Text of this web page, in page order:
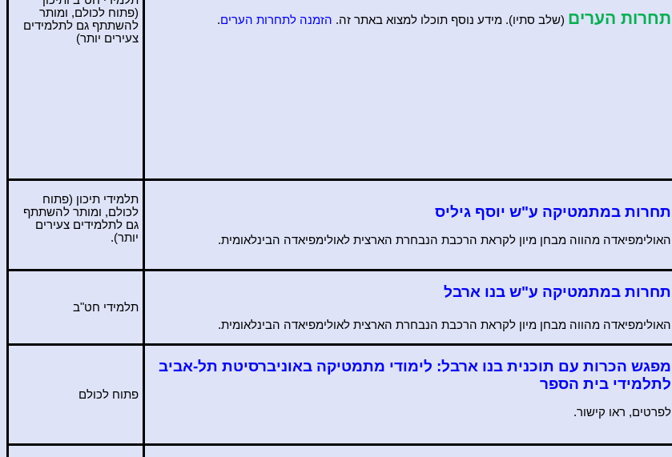
(פתוח לכולם, ומותר
להשתתף גם לתלמידים
צעירים יותר)
תחרות הערים (שלב סתיו). מידע נוסף תוכלו למצוא באתר זה. הזמנה לתחרות הערים.
תלמידי תיכון (פתוח
לכולם, ומותר להשתתף
גם לתלמידים צעירים
יותר).
תחרות במתמטיקה ע"ש יוסף גיליס
האולימפיאדה מהווה מבחן מיון לקראת הרכבת הנבחרת הארצית לאולימפיאדה הבינלאומית.
תלמידי חט"ב
תחרות במתמטיקה ע"ש בנו ארבל
האולימפיאדה מהווה מבחן מיון לקראת הרכבת הנבחרת הארצית לאולימפיאדה הבינלאומית.
פתוח לכולם
מפגש הכרות עם תוכנית בנו ארבל: לימודי מתמטיקה באוניברסיטת תל-אביב
לתלמידי בית הספר
לפרטים, ראו קישור.